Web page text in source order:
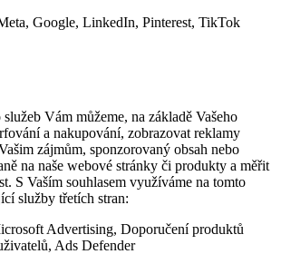
Google, LinkedIn, Pinterest, TikTok
Vám můžeme, na základě Vašeho
a nakupování, zobrazovat reklamy
zájmům, sponzorovaný obsah nebo
na naše webové stránky či produkty a měřit
S Vaším souhlasem využíváme na tomto
služby třetích stran:
Advertising, Doporučení produktů
Ads Defender